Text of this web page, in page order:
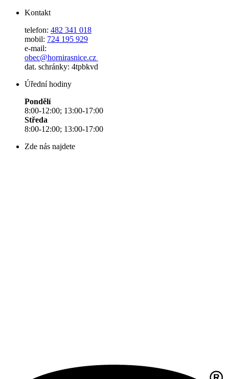
Kontakt
telefon: 482 341 018
mobil: 724 195 929
e-mail:
obec@hornirasnice.cz
dat. schránky: 4tpbkvd
Úřední hodiny
Pondělí
8:00-12:00; 13:00-17:00
Středa
8:00-12:00; 13:00-17:00
Zde nás najdete